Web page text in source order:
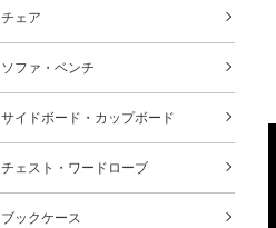
チェア
ソファ・ベンチ
サイドボード・カップボード
チェスト・ワードローブ
ブックケース